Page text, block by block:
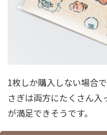
1枚しか購入しない場合
さぎは両方にたくさん入
が満足できそうです。